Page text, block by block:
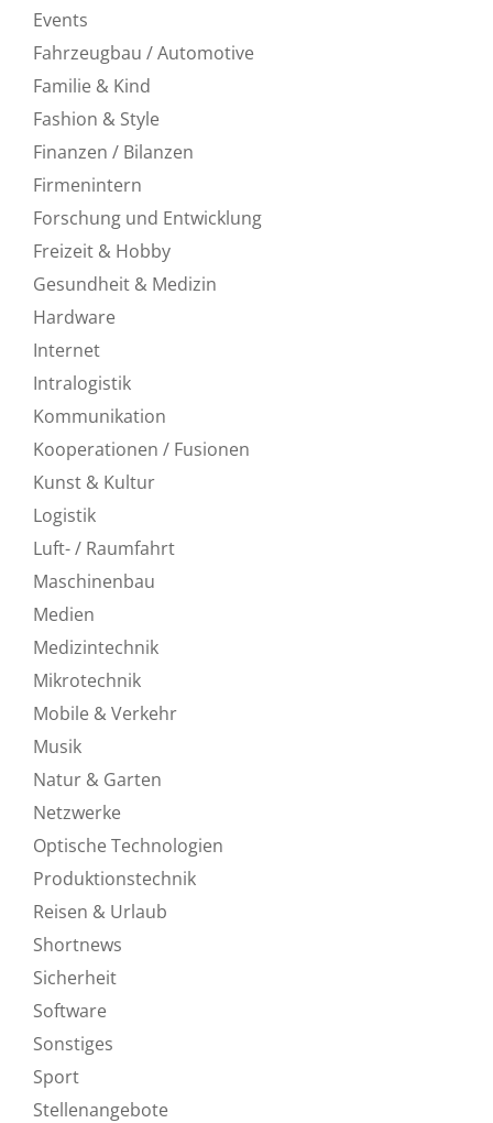
Events
Fahrzeugbau / Automotive
Familie & Kind
Fashion & Style
Finanzen / Bilanzen
Firmenintern
Forschung und Entwicklung
Freizeit & Hobby
Gesundheit & Medizin
Hardware
Internet
Intralogistik
Kommunikation
Kooperationen / Fusionen
Kunst & Kultur
Logistik
Luft- / Raumfahrt
Maschinenbau
Medien
Medizintechnik
Mikrotechnik
Mobile & Verkehr
Musik
Natur & Garten
Netzwerke
Optische Technologien
Produktionstechnik
Reisen & Urlaub
Shortnews
Sicherheit
Software
Sonstiges
Sport
Stellenangebote